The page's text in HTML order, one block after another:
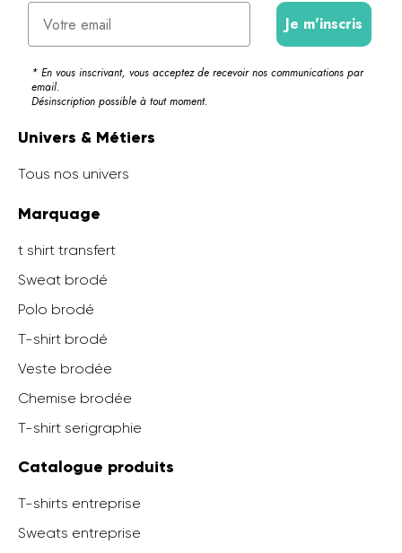
Email
Je m'inscris
* En vous inscrivant, vous acceptez de recevoir nos communications par
email.
Désinscription possible à tout moment.
Univers & Métiers
Tous nos univers
Marquage
t shirt transfert
Sweat brodé
Polo brodé
T-shirt brodé
Veste brodée
Chemise brodée
T-shirt serigraphie
Catalogue produits
T-shirts entreprise
Sweats entreprise